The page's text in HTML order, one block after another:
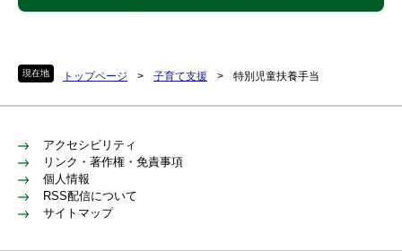
現在地 トップページ > 子育て支援 > 特別児童扶養手当
アクセシビリティ
リンク・著作権・免責事項
個人情報
RSS配信について
サイトマップ